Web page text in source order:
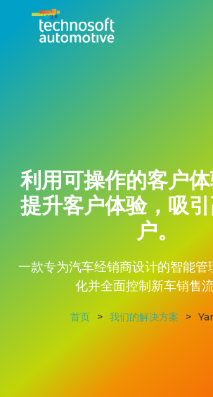
利用可操作的客户体
提升客户体验，吸
户。
一款专为汽车经销商设计的智能管
化并全面控制新车销售流
首页 > 我们的解决方案 >